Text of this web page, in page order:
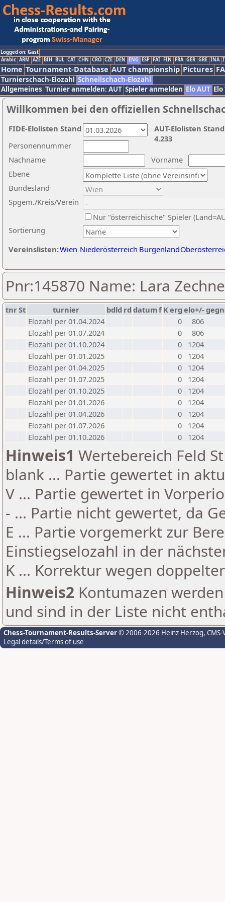
Logged on: Gast
Arabic ARM AZE BIH BUL CAT CHN CRO CZE DEN ENG ESP FAI FIN FRA GER GRE INA
Home Tournament-Database AUT championship Pictures
Turnierschach-Elozahl Schnellschach-Elozahl
Allgemeines Turnier anmelden: AUT Spieler anmelden Elo AUT
Willkommen bei den offiziellen
Nachname
Vorname
Ebene
Sortierung
Personennummer
Bundesland
Spgem./Kreis/Verein
Nur "österreichische" Spieler
Vereinslisten:Wien Niederösterreich Burgenland
AUT-Elolisten
4.233
FIDE-Elolisten Stand
Pnr:145870 Name: Lara
tnrSt turnier bdld rd datumf Kerg elo+/-
Elozahl per 01.04.2024
0
806
Elozahl per 01.07.2024
0
806
Elozahl per 01.10.2024
0
1204
Elozahl per 01.01.2025
0
1204
Elozahl per 01.04.2025
0
1204
Elozahl per 01.07.2025
0
1204
Elozahl per 01.10.2025
0
1204
Elozahl per 01.01.2026
0
1204
Elozahl per 01.04.2026
0
1204
Elozahl per 01.07.2026
0
1204
Elozahl per 01.10.2026
0 1204
Hinweis1 Wertebereich Feld
blank ... Partie gewertet in
V ... Partie gewertet in
- ... Partie nicht gewertet, da
E ... Partie vorgemerkt zur
Einstiegselozahl in der
K ... Korrektur wegen
Hinweis2 Kontumazen
und sind in der Liste nicht
Chess-Tournament-Results-Server© 2006-2026 Heinz Herzog,
Legal details/Terms of use